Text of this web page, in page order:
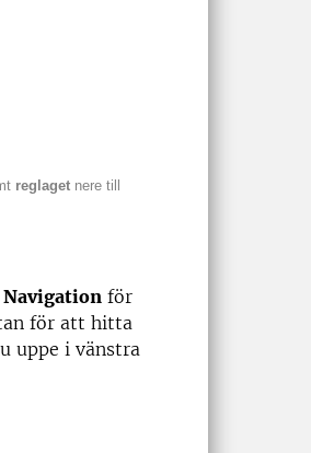
reglaget nere till
Navigation för
för att hitta
uppe i vänstra